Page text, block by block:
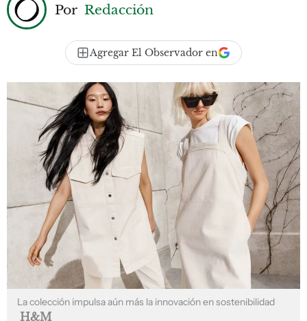
Por Redacción
Agregar El Observador en
La colección impulsa aún más la innovación en sostenibilidad
H&M